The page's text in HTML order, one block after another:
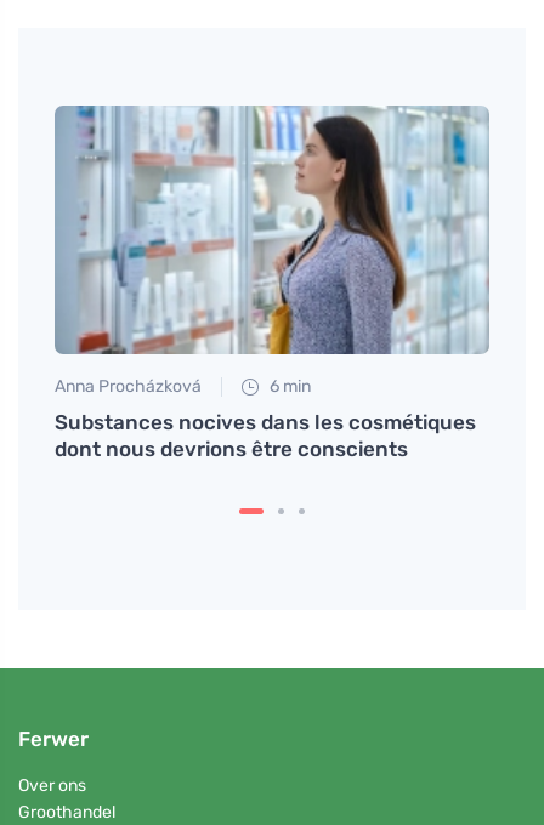
Anna Procházková 6 min
Substances nocives dans les cosmétiques
dont nous devrions être conscients
Ferwer
Over ons
Groothandel